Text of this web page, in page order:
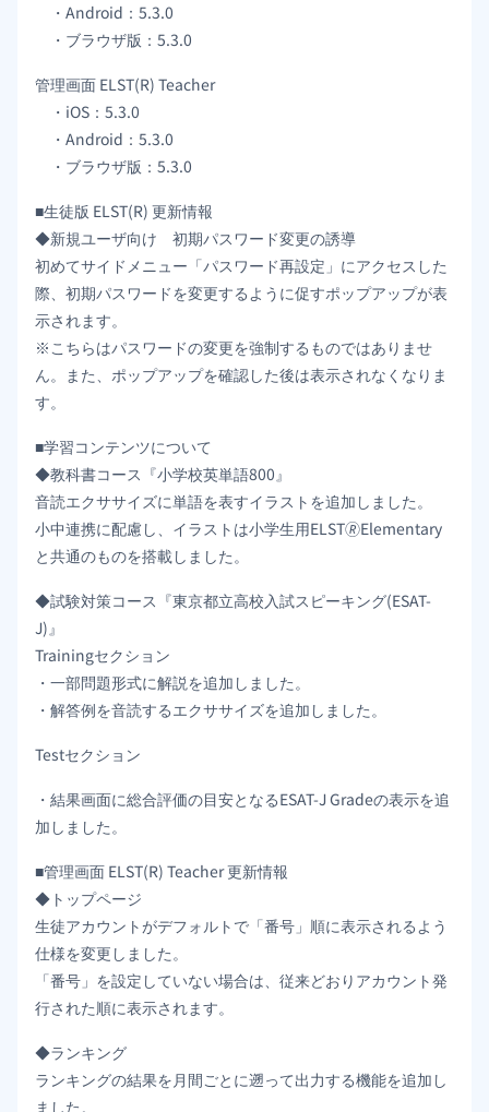
・Android：5.3.0
・ブラウザ版：5.3.0
管理画面 ELST(R) Teacher
・iOS：5.3.0
・Android：5.3.0
・ブラウザ版：5.3.0
■生徒版 ELST(R) 更新情報
◆新規ユーザ向け 初期パスワード変更の誘導
初めてサイドメニュー「パスワード再設定」にアクセスした
際、初期パスワードを変更するように促すポップアップが表
示されます。
※こちらはパスワードの変更を強制するものではありませ
ん。また、ポップアップを確認した後は表示されなくなりま
す。
■学習コンテンツについて
◆教科書コース『小学校英単語800』
音読エクササイズに単語を表すイラストを追加しました。
小中連携に配慮し、イラストは小学生用ELST🄬Elementary
と共通のものを搭載しました。
◆試験対策コース『東京都立高校入試スピーキング(ESAT-
J)』
Trainingセクション
・一部問題形式に解説を追加しました。
・解答例を音読するエクササイズを追加しました。
Testセクション
・結果画面に総合評価の目安となるESAT-J Gradeの表示を追
加しました。
■管理画面 ELST(R) Teacher 更新情報
◆トップページ
生徒アカウントがデフォルトで「番号」順に表示されるよう
仕様を変更しました。
「番号」を設定していない場合は、従来どおりアカウント発
行された順に表示されます。
◆ランキング
ランキングの結果を月間ごとに遡って出力する機能を追加し
ました。